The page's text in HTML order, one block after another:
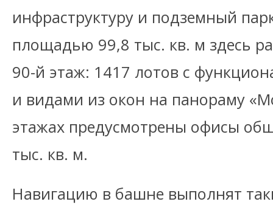
инфраструктуру и подземный
площадью 99,8 тыс. кв. м здесь
90-й этаж: 1417 лотов с
и видами из окон на панораму
этажах предусмотрены офисы
тыс. кв. м.
Навигацию в башне выполнят